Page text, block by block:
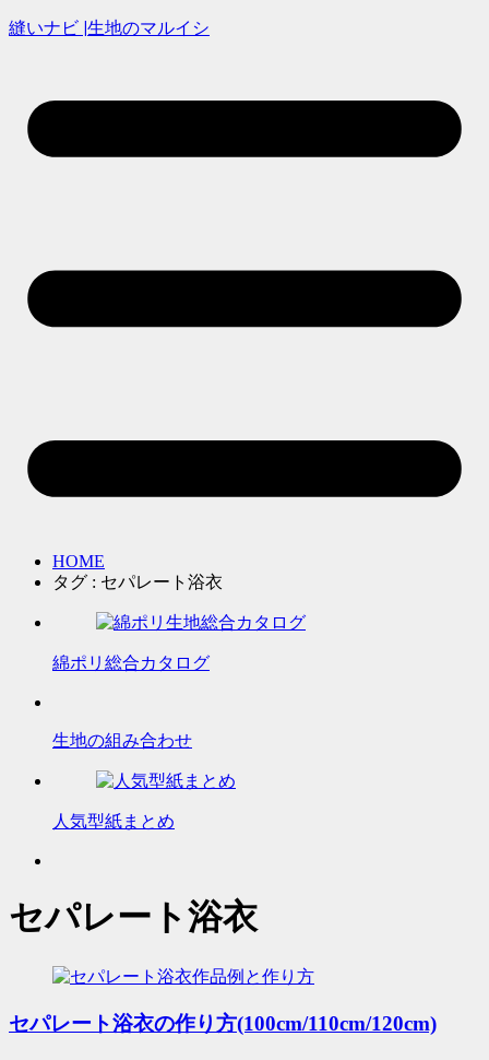
縫いナビ |生地のマルイシ
HOME
タグ : セパレート浴衣
綿ポリ総合カタログ
生地の組み合わせ
人気型紙まとめ
セパレート浴衣
作品例と作り方
セパレート浴衣の作り方(100cm/110cm/120cm)